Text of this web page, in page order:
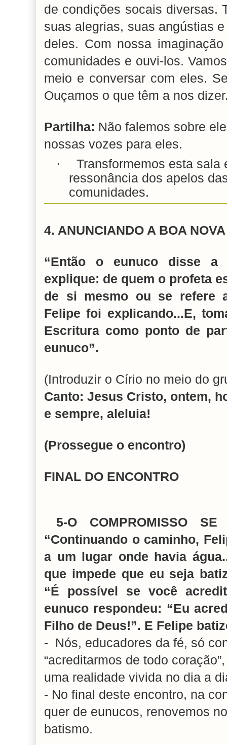
de condições socais diversas.
suas alegrias, suas angústias
deles. Com nossa
comunidades e ouvi-los.
meio e conversar com eles.
Ouçamos o que têm a nos
Partilha: Não falemos sobre
nossas vozes para eles.
·
Transformemos esta sala
ressonância dos apelos
comunidades.
4. ANUNCIANDO A BOA NOVA
“Então o eunuco disse a
explique: de quem o profeta
de si mesmo ou se refere
Felipe foi explicando...E,
Escritura como ponto de
eunuco”.
(Introduzir o Círio no meio do
Canto: Jesus Cristo, ontem,
e sempre, aleluia!
(Prossegue o encontro)
FINAL DO ENCONTRO
5-O COMPROMISSO
“Continuando o caminho,
a um lugar onde havia
que impede que eu seja
“É possível se você
eunuco respondeu: “Eu
Filho de Deus!”. E Felipe
- Nós, educadores da fé, só
“acreditarmos de todo
uma realidade vivida no dia a
- No final deste encontro, na
quer de eunucos, renovemos
batismo.